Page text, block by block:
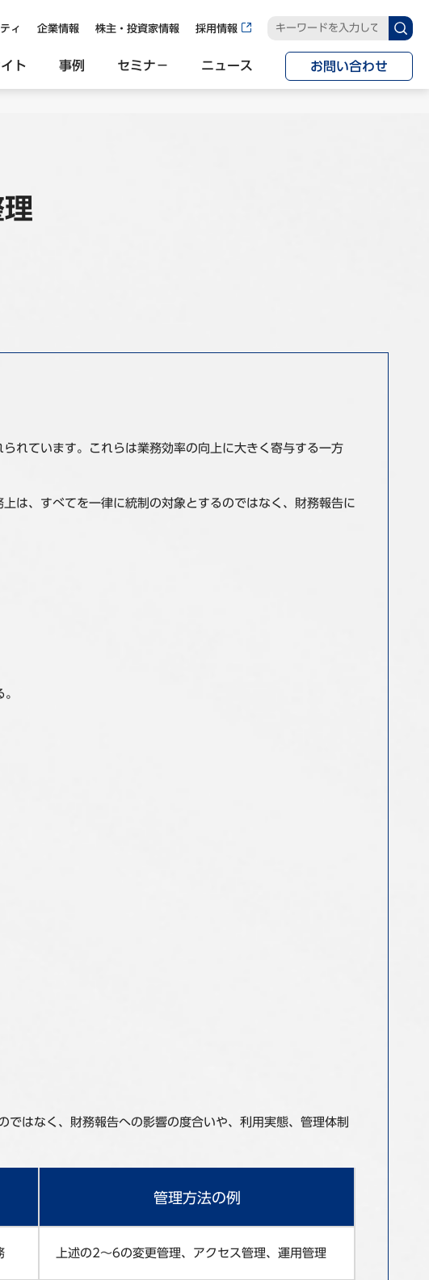
ィ 企業情報 株主・投資家情報 採用情報
ト 事例 セミナ− ニュース お問い合わせ
れています。これらは業務効率の向上に大きく寄与する一方
は、すべてを一律に統制の対象とするのではなく、財務報告に
はなく、財務報告への影響の度合いや、利用実態、管理体制
管理方法の例
上述の2～6の変更管理、アクセス管理、運用管理